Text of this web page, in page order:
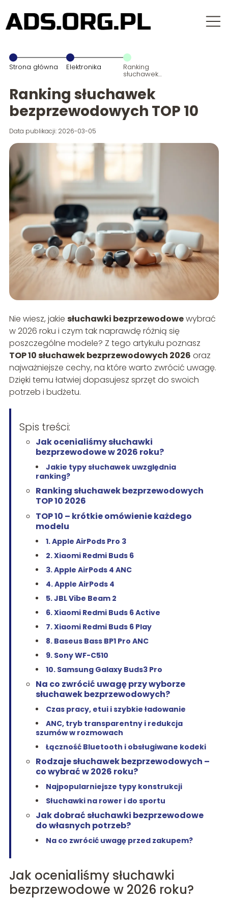
Strona główna Elektronika Ranking
słuchawek
Ranking słuchawek
bezprzewodowych TOP 10
Data publikacji: 2026-03-05
Nie wiesz, jakie słuchawki bezprzewodowewybrać
w 2026 roku i czym tak naprawdę różnią się
poszczególne modele? Z tego artykułu poznasz
TOP 10 słuchawek bezprzewodowych 2026 oraz
najważniejsze cechy, na które warto zwrócić uwagę.
Dzięki temu łatwiej dopasujesz sprzęt do swoich
potrzeb i budżetu.
Spis treści:
Jak ocenialiśmy słuchawki
bezprzewodowe w 2026 roku?
Jakie typy słuchawek uwzględnia
ranking?
Ranking słuchawek bezprzewodowych
TOP 10 2026
TOP 10 – krótkie omówienie każdego
modelu
1. Apple AirPods Pro 3
2. Xiaomi Redmi Buds 6
3. Apple AirPods 4 ANC
4. Apple AirPods 4
5. JBL Vibe Beam 2
6. Xiaomi Redmi Buds 6 Active
7. Xiaomi Redmi Buds 6 Play
8. Baseus Bass BP1 Pro ANC
9. Sony WF-C510
10. Samsung Galaxy Buds3 Pro
Na co zwrócić uwagę przy wyborze
słuchawek bezprzewodowych?
Czas pracy, etui i szybkie ładowanie
ANC, tryb transparentny i redukcja
szumów w rozmowach
Łączność Bluetooth i obsługiwane kodeki
Rodzaje słuchawek bezprzewodowych –
co wybrać w 2026 roku?
Najpopularniejsze typy konstrukcji
Słuchawki na rower i do sportu
Jak dobrać słuchawki bezprzewodowe
do własnych potrzeb?
Na co zwrócić uwagę przed zakupem?
Jak ocenialiśmy słuchawki
bezprzewodowe w 2026 roku?